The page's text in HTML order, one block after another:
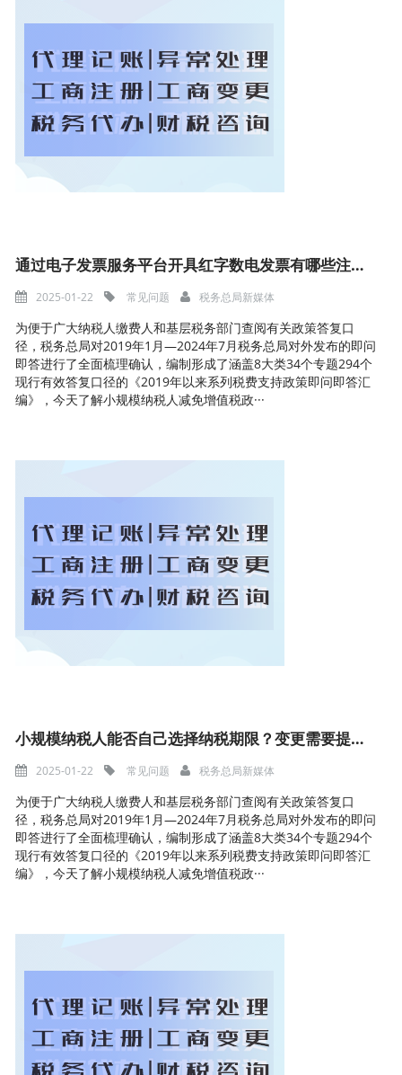
通过电子发票服务平台开具红字数电发票有哪些注意事项
2025-01-22 常见问题 税务总局新媒体
为便于广大纳税人缴费人和基层税务部门查阅有关政策答复口
径，税务总局对2019年1月—2024年7月税务总局对外发布的即问
即答进行了全面梳理确认，编制形成了涵盖8大类34个专题294个
现行有效答复口径的《2019年以来系列税费支持政策即问即答汇
编》，今天了解小规模纳税人减免增值税政···
小规模纳税人能否自己选择纳税期限？变更需要提供什么资料？
2025-01-22 常见问题 税务总局新媒体
为便于广大纳税人缴费人和基层税务部门查阅有关政策答复口
径，税务总局对2019年1月—2024年7月税务总局对外发布的即问
即答进行了全面梳理确认，编制形成了涵盖8大类34个专题294个
现行有效答复口径的《2019年以来系列税费支持政策即问即答汇
编》，今天了解小规模纳税人减免增值税政···